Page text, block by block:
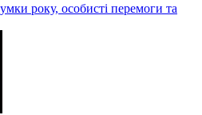
року, особисті перемоги та